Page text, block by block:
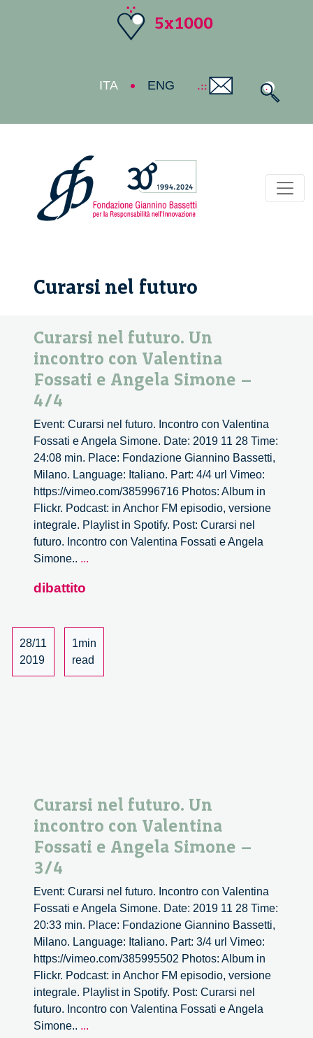
5x1000
ITA ENG
Curarsi nel futuro
Curarsi nel futuro. Un
incontro con Valentina
Fossati e Angela Simone –
4/4
Event: Curarsi nel futuro. Incontro con Valentina
Fossati e Angela Simone. Date: 2019 11 28 Time:
24:08 min. Place: Fondazione Giannino Bassetti,
Milano. Language: Italiano. Part: 4/4 url Vimeo:
https://vimeo.com/385996716 Photos: Album in
Flickr. Podcast: in Anchor FM episodio, versione
integrale. Playlist in Spotify. Post: Curarsi nel
futuro. Incontro con Valentina Fossati e Angela
Simone.. ...
incontro
con
Valentina
Fossati
dibattito
28/11
2019
1min
read
Curarsi nel futuro. Un
incontro con Valentina
Fossati e Angela Simone –
3/4
Event: Curarsi nel futuro. Incontro con Valentina
Fossati e Angela Simone. Date: 2019 11 28 Time:
20:33 min. Place: Fondazione Giannino Bassetti,
Milano. Language: Italiano. Part: 3/4 url Vimeo:
https://vimeo.com/385995502 Photos: Album in
Flickr. Podcast: in Anchor FM episodio, versione
integrale. Playlist in Spotify. Post: Curarsi nel
futuro. Incontro con Valentina Fossati e Angela
Simone.. ...